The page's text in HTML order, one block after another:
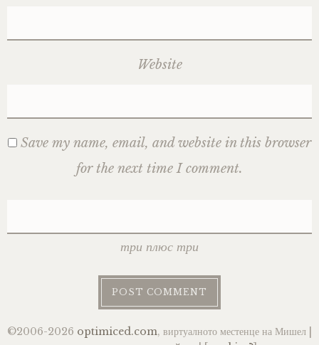
Website
Save my name, email, and website in this browser
for the next time I comment.
три плюс три
©2006-2026 optimiced.com, виртуалното местенце на Мишел |